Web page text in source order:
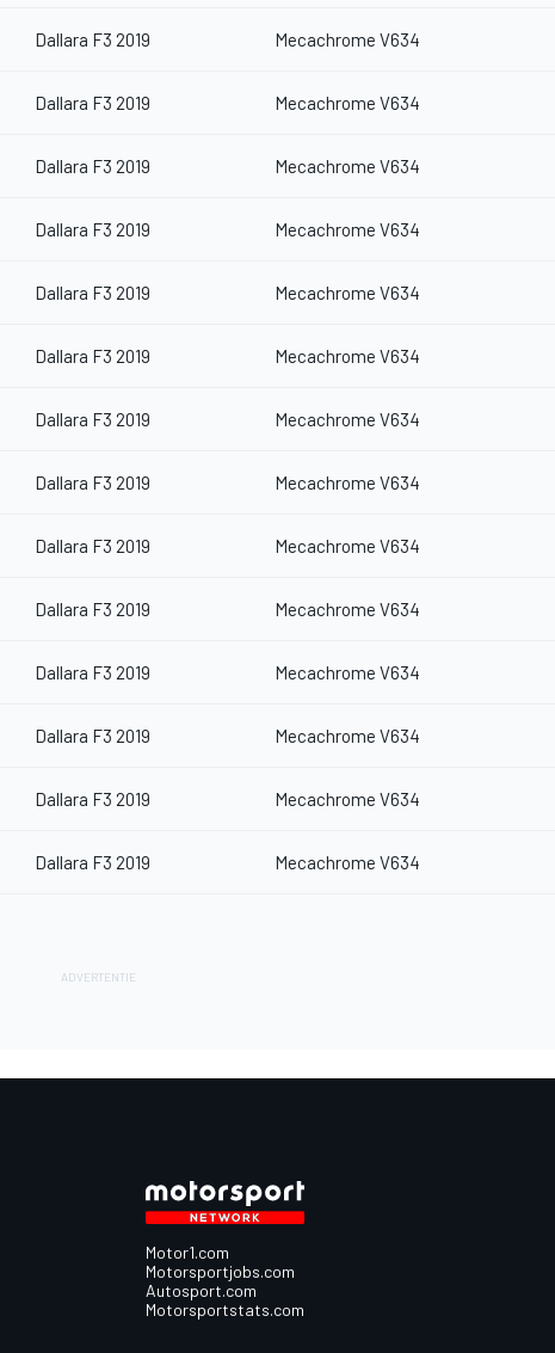
Dallara F3 2019 Mecachrome V634
Dallara F3 2019 Mecachrome V634
Dallara F3 2019 Mecachrome V634
Dallara F3 2019 Mecachrome V634
Dallara F3 2019 Mecachrome V634
Dallara F3 2019 Mecachrome V634
Dallara F3 2019 Mecachrome V634
Dallara F3 2019 Mecachrome V634
Dallara F3 2019 Mecachrome V634
Dallara F3 2019 Mecachrome V634
Dallara F3 2019 Mecachrome V634
Dallara F3 2019 Mecachrome V634
Dallara F3 2019 Mecachrome V634
Dallara F3 2019 Mecachrome V634
Motor1.com
Motorsportjobs.com
Autosport.com
Motorsportstats.com